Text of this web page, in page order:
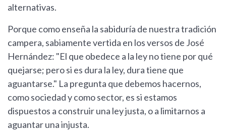
alternativas.
Porque como enseña la sabiduría de nuestra tradición
campera, sabiamente vertida en los versos de José
Hernández: "El que obedece a la ley no tiene por qué
quejarse; pero si es dura la ley, dura tiene que
aguantarse." La pregunta que debemos hacernos,
como sociedad y como sector, es si estamos
dispuestos a construir una ley justa, o a limitarnos a
aguantar una injusta.